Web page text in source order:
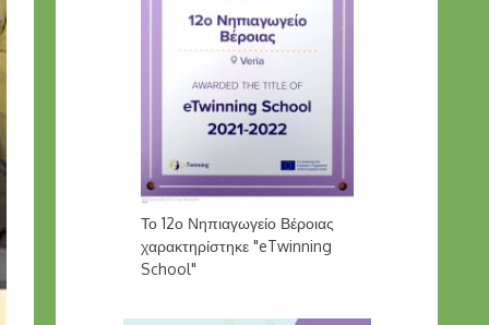
Το 12ο Νηπιαγωγείο Βέροιας
χαρακτηρίστηκε "eTwinning
School"